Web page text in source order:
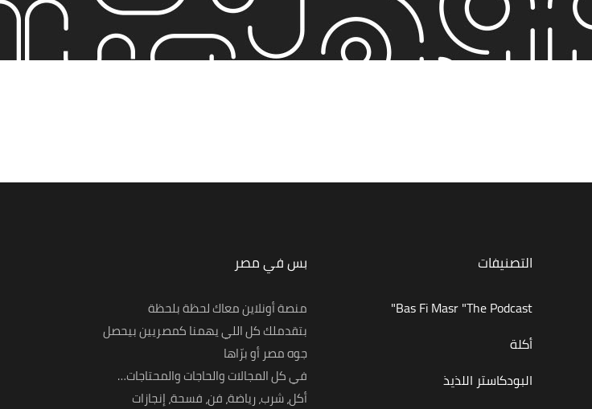
التصنيفات
Bas Fi Masr "The Podcast"
أكلة
البودكاستر اللذيذ
بس في مصر
منصة أونلاين معاك لحظة بلحظة
بتقدملك كل اللي يهمنا كمصريين بيحصل
جوه مصر أو برّاها
في كل المجالات والحاجات والمحتاجات…
أكل، شرب، رياضة، فن، فسحة، إنجازات